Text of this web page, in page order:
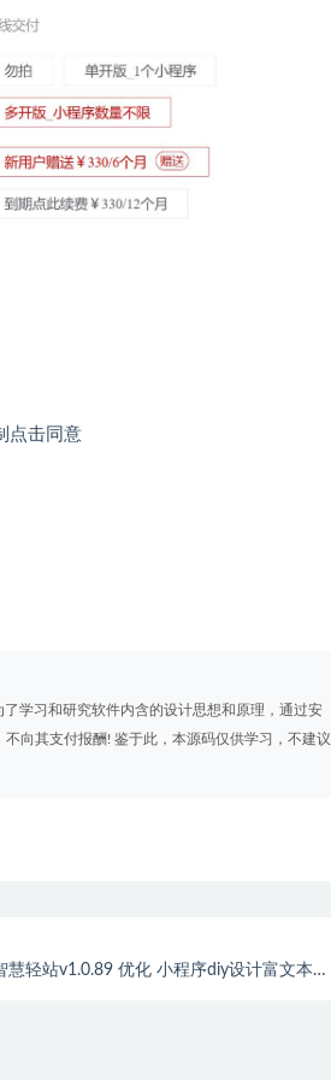
点击同意
学习和研究软件内含的设计思想和原理，通过安
向其支付报酬! 鉴于此，本源码仅供学习，不建议
慧轻站v1.0.89 优化 小程序diy设计富文本组